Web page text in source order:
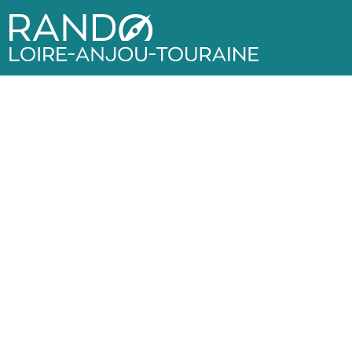
Rando Loire-Anjou-Touraine